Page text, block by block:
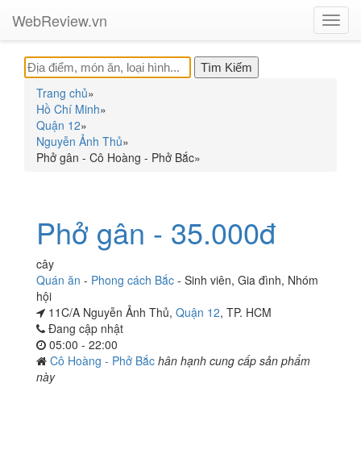
WebReview.vn
Trang chủ»
Hồ Chí Minh»
Quận 12»
Nguyễn Ảnh Thủ»
Phở gân - Cô Hoàng - Phở Bắc»
Phở gân - 35.000đ
cây
Quán ăn - Phong cách Bắc - Sinh viên, Gia đình, Nhóm
hội
11C/A Nguyễn Ảnh Thủ, Quận 12, TP. HCM
Đang cập nhật
05:00 - 22:00
Cô Hoàng - Phở Bắc hân hạnh cung cấp sản phẩm
này